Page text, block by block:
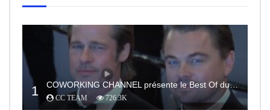
1 COWORKING CHANNEL présente le Best Of du RedCarpet du Festival de Cannes
CC TEAM 726.3K